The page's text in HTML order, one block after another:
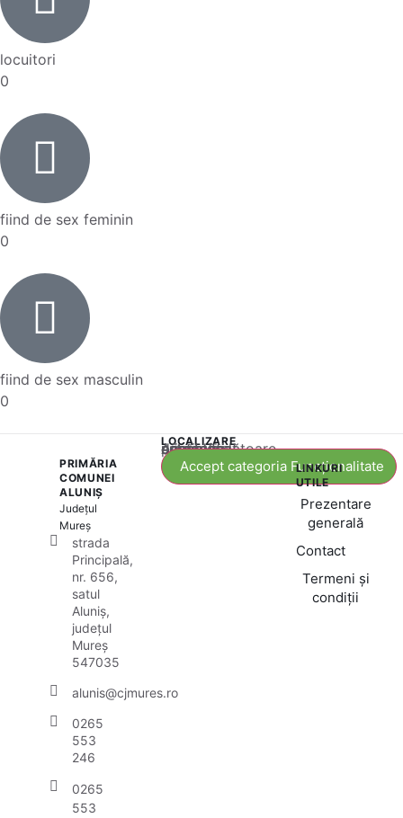
locuitori
0
fiind de sex feminin
0
fiind de sex masculin
0
PRIMĂRIA
COMUNEI
ALUNIȘ
Județul
Mureș
strada
Principală,
nr. 656,
satul
Aluniș,
județul
Mureș
547035
alunis@cjmures.ro
0265
553
246
0265
553
LOCALIZARE
Acest conținut este blocat până când acceptați categoria corespunzătoare de cookie-uri.
Accept categoria Funcționalitate
LINKURI
UTILE
Prezentare
generală
Contact
Termeni și
condiții